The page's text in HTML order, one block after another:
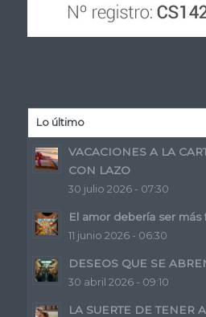
Lo último
VACACIONES A LA
CON LAZO
30 julio 2026 - 07:30
El amor debería ser más
11 junio 2026 - 06:30
DESEOS QUE SE
30 abril 2026 - 09:10
LA SUERTE DE TENER